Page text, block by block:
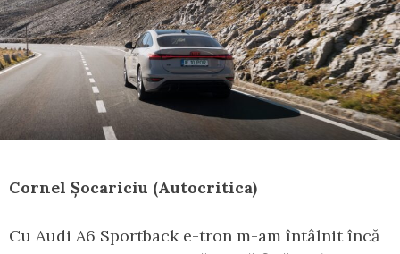
Cornel Șocariciu (Autocritica)
Cu Audi A6 Sportback e-tron m-am întâlnit încă